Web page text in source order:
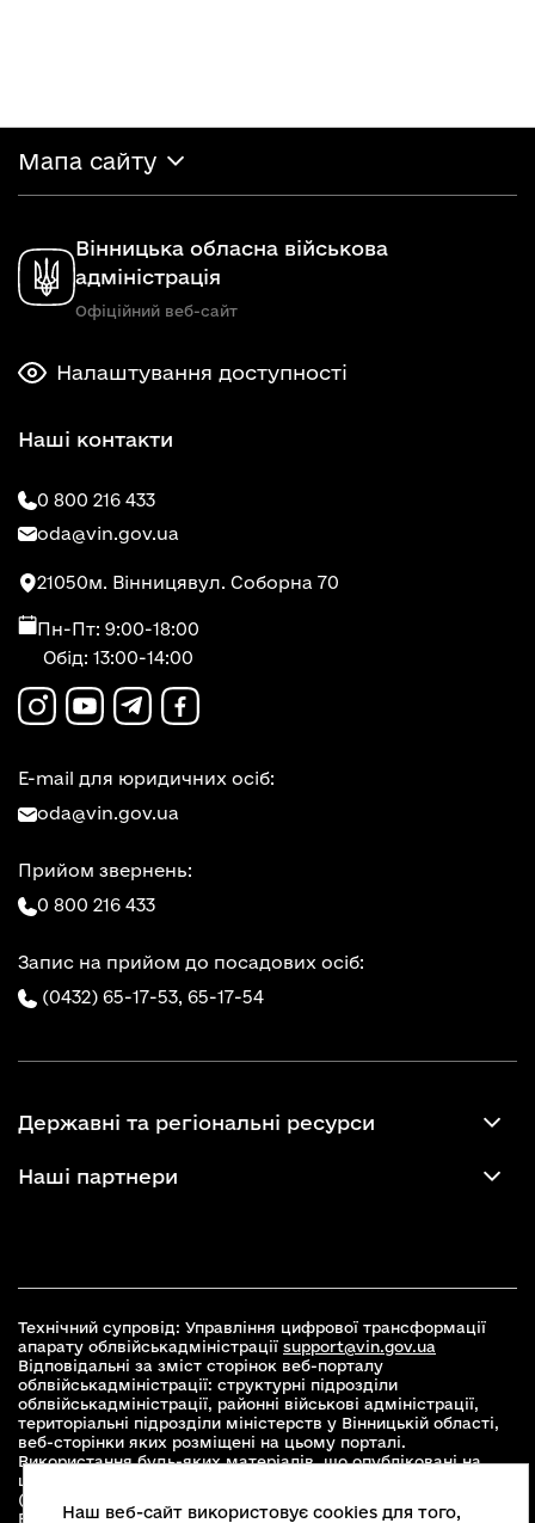
Мапа сайту
Вінницька обласна військова
адміністрація
Офіційний веб-сайт
Налаштування доступності
Наші контакти
0 800 216 433
oda@vin.gov.ua
21050м. Вінницявул. Соборна 70
Пн-Пт: 9:00-18:00
Обід: 13:00-14:00
E-mail для юридичних осіб:
oda@vin.gov.ua
Прийом звернень:
0 800 216 433
Запис на прийом до посадових осіб:
(0432) 65-17-53, 65-17-54
Державні та регіональні ресурси
Наші партнери
Технічний супровід: Управління цифрової трансформації
апарату облвійськадміністрації support@vin.gov.ua
Відповідальні за зміст сторінок веб-порталу
облвійськадміністрації: структурні підрозділи
облвійськадміністрації, районні військові адміністрації,
територіальні підрозділи міністерств у Вінницькій області,
веб-сторінки яких розміщені на цьому порталі.
Використання будь-яких матеріалів, що опубліковані на
цьому сайті, дозволяється при умові зазначення посилання
(для інтернет-видань - гіперпосилання) на офіційний сайт
Вінницької облвійськадміністраціїwww.vin.gov.ua .
Наш веб-сайт використовує cookies для того,